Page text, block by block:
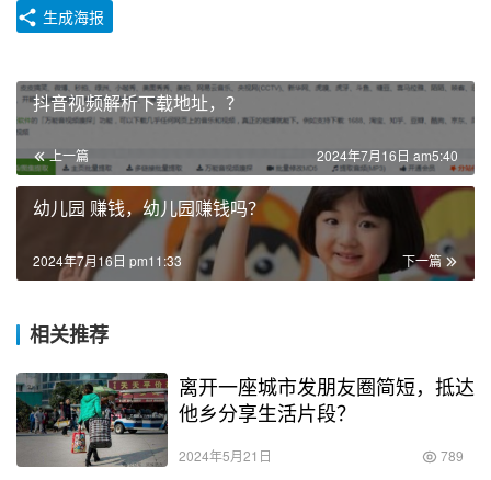
生成海报
抖音视频解析下载地址，？
上一篇 2024年7月16日 am5:40
幼儿园 赚钱，幼儿园赚钱吗？
下一篇
2024年7月16日 pm11:33
相关推荐
离开一座城市发朋友圈简短，抵达
他乡分享生活片段？
2024年5月21日 789